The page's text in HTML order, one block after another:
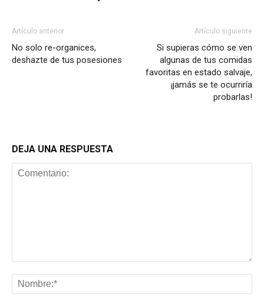
Artículo anterior
No solo re-organices,
deshazte de tus posesiones
Artículo siguiente
Si supieras cómo se ven
algunas de tus comidas
favoritas en estado salvaje,
¡jamás se te ocurriría
probarlas!
DEJA UNA RESPUESTA